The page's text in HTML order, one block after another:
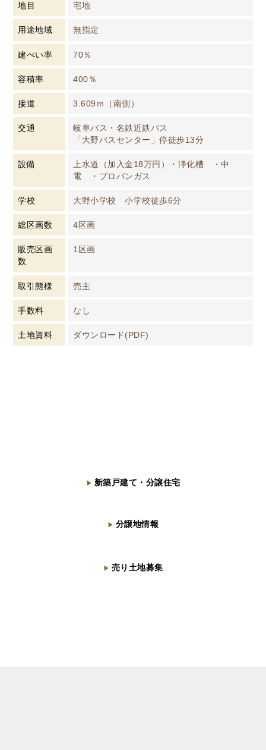
地目 宅地
用途地域 無指定
建ぺい率 70％
容積率 400％
接道 3.609ｍ（南側）
交通
岐阜バス・名鉄近鉄バス
「大野バスセンター」停徒歩13分
設備
上水道（加入金18万円）・浄化槽 ・中
電 ・プロパンガス
学校 大野小学校 小学校徒歩6分
総区画数 4区画
販売区画
数
1区画
取引態様 売主
手数料 なし
土地資料 ダウンロード(PDF)
▶ 新築戸建て・分譲住宅
▶ 分譲地情報
▶ 売り土地募集